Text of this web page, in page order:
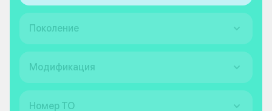
Поколение
Модификация
Номер ТО